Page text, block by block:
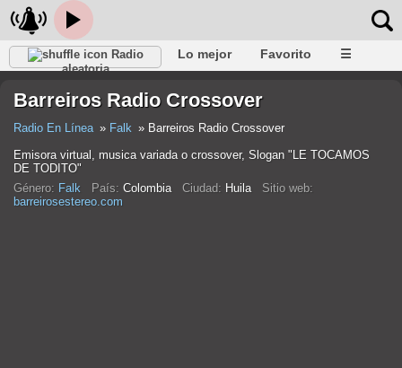
Radio
aleatoria
Lo mejor Favorito ☰
Barreiros Radio Crossover
Radio En Línea Falk
Barreiros Radio Crossover
Emisora virtual, musica variada o crossover, Slogan "LE TOCAMOS
DE TODITO"
Género: Falk País: Colombia Ciudad: Huila Sitio web:
barreirosestereo.com